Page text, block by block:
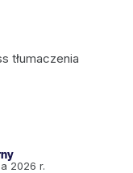
2026 r.